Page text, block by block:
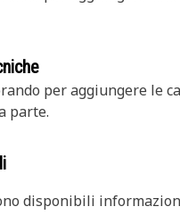
per aggiungere le
parte.
disponibili